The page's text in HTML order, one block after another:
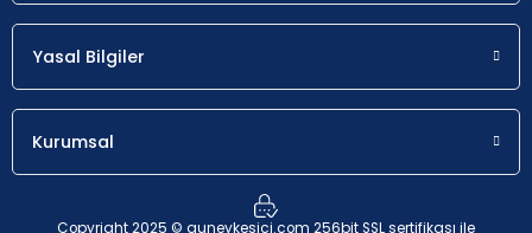
M - Paslanmaz çelik (korozyona dayanıklı çelikler, krom
Yasal Bilgiler
Kurumsal
Copyright 2025 © guneykesici.com 256bit SSL sertifikası ile